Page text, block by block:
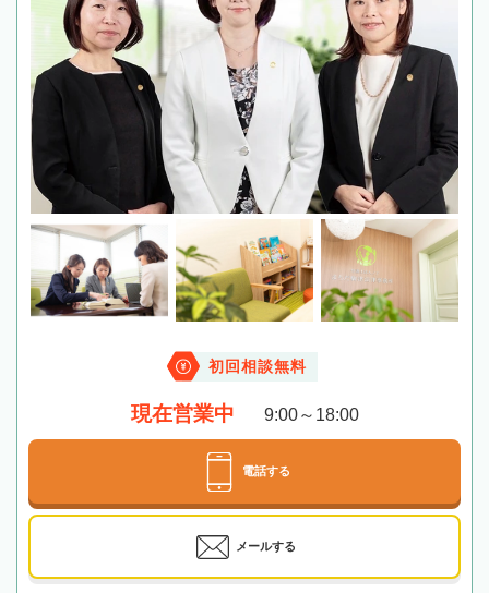
初回相談無料
現在営業中 9:00～18:00
電話する
メールする